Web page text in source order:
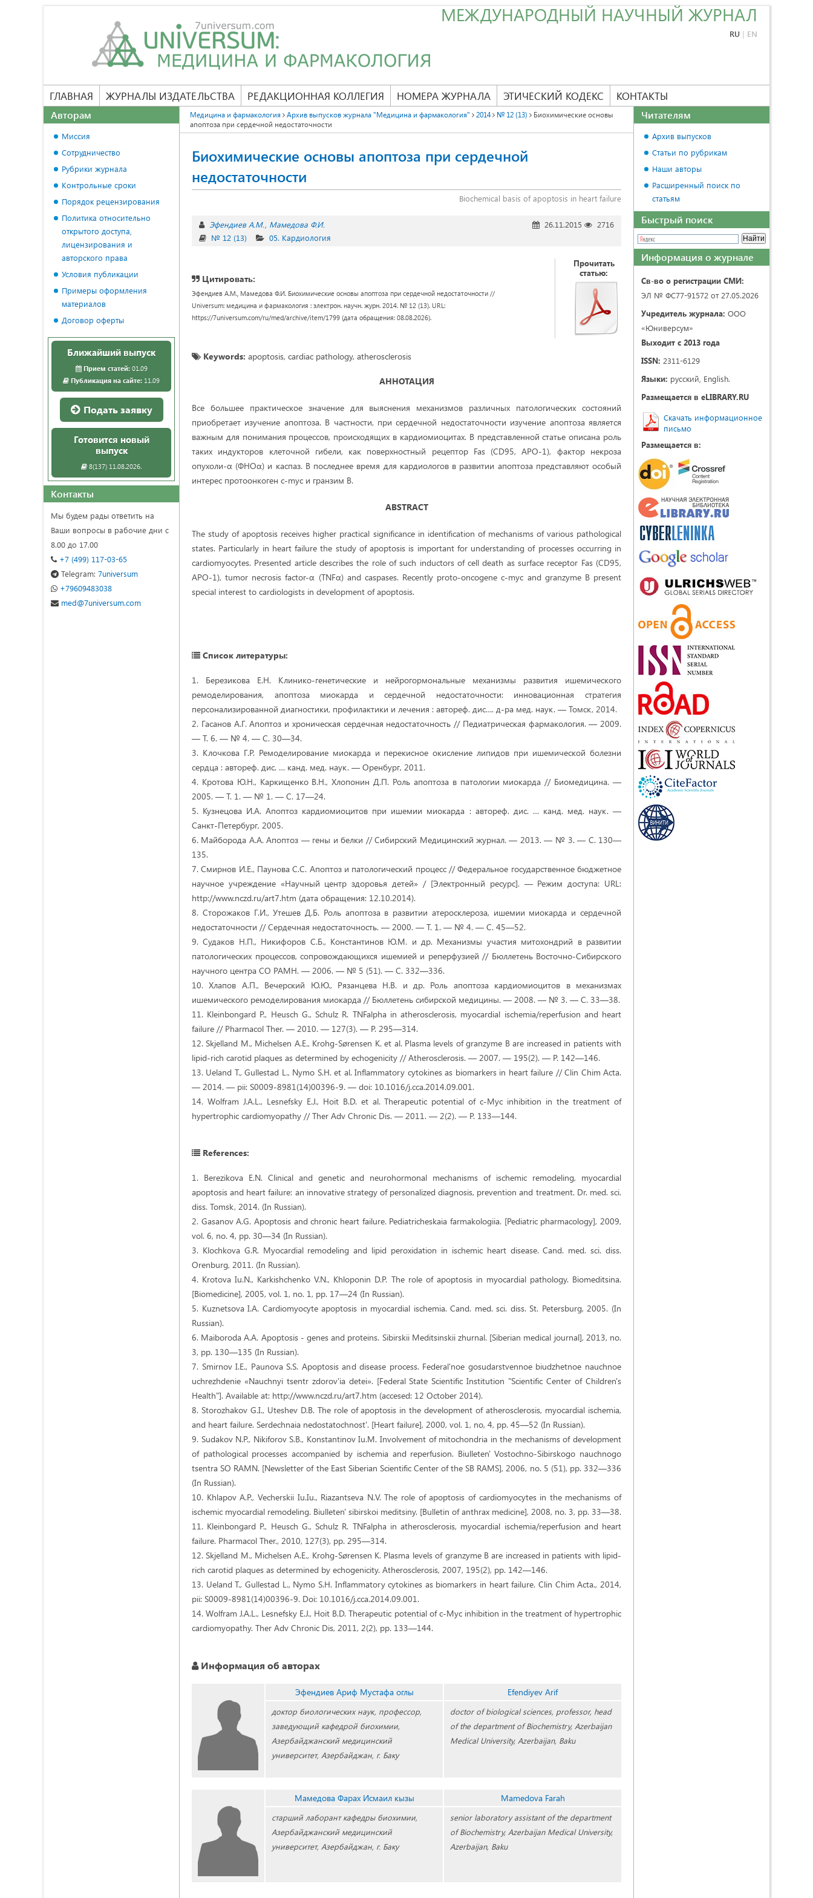
МЕЖДУНАРОДНЫЙ НАУЧНЫЙ ЖУРНАЛ
RU | EN
ГЛАВНАЯ ЖУРНАЛЫ ИЗДАТЕЛЬСТВА РЕДАКЦИОННАЯ КОЛЛЕГИЯ НОМЕРА ЖУРНАЛА ЭТИЧЕСКИЙ КОДЕКС КОНТАКТЫ
Медицина и фармакология Архив выпусков журнала "Медицина и фармакология" 2014 № 12 (13)
Биохимические основы
апоптоза при сердечной недостаточности
Биохимические основы апоптоза при сердечной
недостаточности
Biochemical basis of apoptosis in heart failure
Эфендиев А.М. Мамедова Ф.И. 26.11.2015
2716
№ 12 (13)
05. Кардиология
Цитировать:
Эфендиев А.М., Мамедова Ф.И. Биохимические основы апоптоза при сердечной недостаточности //
Universum: медицина и фармакология : электрон. научн. журн. 2014. № 12 (13). URL:
https://7universum.com/ru/med/archive/item/1799 (дата обращения: 08.08.2026).
Прочитать
статью:
Keywords: apoptosis, cardiac pathology, atherosclerosis
АННОТАЦИЯ
Все большее практическое значение для выяснения механизмов различных патологических состояний
приобретает изучение апоптоза. В частности, при сердечной недостаточности изучение апоптоза является
важным для понимания процессов, происходящих в кардиомиоцитах. В представленной статье описана роль
таких индукторов клеточной гибели, как поверхностный рецептор Fas (CD95, APO-1), фактор некроза
опухоли-α (ФНОα) и каспаз. В последнее время для кардиологов в развитии апоптоза представляют особый
интерес протоонкоген с-myc и гранзим В.
ABSTRACT
The study of apoptosis receives higher practical significance in identification of mechanisms of various pathological
states. Particularly in heart failure the study of apoptosis is important for understanding of processes occurring in
cardiomyocytes. Presented article describes the role of such inductors of cell death as surface receptor Fas (CD95,
APO-1), tumor necrosis factor-α (TNFα) and caspases. Recently proto-oncogene с-myc and granzyme B present
special interest to cardiologists in development of apoptosis.
Список литературы:
1. Березикова Е.Н. Клинико-генетические и нейрогормональные механизмы развития ишемического
ремоделирования, апоптоза миокарда и сердечной недостаточности: инновационная стратегия
персонализированной диагностики, профилактики и лечения : автореф. дис…. д-ра мед. наук. — Томск, 2014.
2. Гасанов А.Г. Апоптоз и хроническая сердечная недостаточность // Педиатрическая фармакология. — 2009.
— Т. 6. — № 4. — С. 30—34.
3. Клочкова Г.Р. Ремоделирование миокарда и перекисное окисление липидов при ишемической болезни
сердца : автореф. дис. … канд. мед. наук. — Оренбург, 2011.
4. Кротова Ю.Н., Каркищенко В.Н., Хлопонин Д.П. Роль апоптоза в патологии миокарда // Биомедицина. —
2005. — Т. 1. — № 1. — С. 17—24.
5. Кузнецова И.А. Апоптоз кардиомиоцитов при ишемии миокарда : автореф. дис. … канд. мед. наук. —
Санкт-Петербург, 2005.
6. Майборода А.А. Апоптоз — гены и белки // Сибирский Медицинский журнал. — 2013. — № 3. — С. 130—
135.
7. Смирнов И.Е., Паунова С.С. Апоптоз и патологический процесс // Федеральное государственное бюджетное
научное учреждение «Научный центр здоровья детей» / [Электронный ресурс]. — Режим доступа: URL:
http://www.nczd.ru/art7.htm (дата обращения: 12.10.2014).
8. Сторожаков Г.И., Утешев Д.Б. Роль апоптоза в развитии атеросклероза, ишемии миокарда и сердечной
недостаточности // Сердечная недостаточность. — 2000. — Т. 1. — № 4. — С. 45—52.
9. Судаков Н.П., Никифоров С.Б., Константинов Ю.М. и др. Механизмы участия митохондрий в развитии
патологических процессов, сопровождающихся ишемией и реперфузией // Бюллетень Восточно-Сибирского
научного центра СО РАМН. — 2006. — № 5 (51). — С. 332—336.
10. Хлапов А.П., Вечерский Ю.Ю., Рязанцева Н.В. и др. Роль апоптоза кардиомиоцитов в механизмах
ишемического ремоделирования миокарда // Бюллетень сибирской медицины. — 2008. — № 3. — С. 33—38.
11. Kleinbongard P., Heusch G., Schulz R. TNFalpha in atherosclerosis, myocardial ischemia/reperfusion and heart
failure // Pharmacol Ther. — 2010. — 127(3). — P. 295—314.
12. Skjelland M., Michelsen A.E., Krohg-Sørensen K. et al. Plasma levels of granzyme B are increased in patients with
lipid-rich carotid plaques as determined by echogenicity // Atherosclerosis. — 2007. — 195(2). — P. 142—146.
13. Ueland T., Gullestad L., Nymo S.H. et al. Inflammatory cytokines as biomarkers in heart failure // Clin Chim Acta.
— 2014. — pii: S0009-8981(14)00396-9. — doi: 10.1016/j.cca.2014.09.001.
14. Wolfram J.A.L., Lesnefsky E.J., Hoit B.D. et al. Therapeutic potential of c-Myc inhibition in the treatment of
hypertrophic cardiomyopathy // Ther Adv Chronic Dis. — 2011. — 2(2). — P. 133—144.
References:
1. Berezikova E.N. Clinical and genetic and neurohormonal mechanisms of ischemic remodeling, myocardial
apoptosis and heart failure: an innovative strategy of personalized diagnosis, prevention and treatment. Dr. med. sci.
diss. Tomsk, 2014. (In Russian).
2. Gasanov A.G. Apoptosis and chronic heart failure. Pediatricheskaia farmakologiia. [Pediatric pharmacology], 2009,
vol. 6, no. 4, pp. 30—34 (In Russian).
3. Klochkova G.R. Myocardial remodeling and lipid peroxidation in ischemic heart disease. Cand. med. sci. diss.
Orenburg, 2011. (In Russian).
4. Krotova Iu.N., Karkishchenko V.N., Khloponin D.P. The role of apoptosis in myocardial pathology. Biomeditsina.
[Biomedicine], 2005, vol. 1, no. 1, pp. 17—24 (In Russian).
5. Kuznetsova I.A. Cardiomyocyte apoptosis in myocardial ischemia. Cand. med. sci. diss. St. Petersburg, 2005. (In
Russian).
6. Maiboroda A.A. Apoptosis - genes and proteins. Sibirskii Meditsinskii zhurnal. [Siberian medical journal], 2013, no.
3, pp. 130—135 (In Russian).
7. Smirnov I.E., Paunova S.S. Apoptosis and disease process. Federal'noe gosudarstvennoe biudzhetnoe nauchnoe
uchrezhdenie «Nauchnyi tsentr zdorov'ia detei». [Federal State Scientific Institution "Scientific Center of Children's
Health"]. Available at: http://www.nczd.ru/art7.htm (accesed: 12 October 2014).
8. Storozhakov G.I., Uteshev D.B. The role of apoptosis in the development of atherosclerosis, myocardial ischemia,
and heart failure. Serdechnaia nedostatochnost'. [Heart failure], 2000, vol. 1, no, 4, pp. 45—52 (In Russian).
9. Sudakov N.P., Nikiforov S.B., Konstantinov Iu.M. Involvement of mitochondria in the mechanisms of development
of pathological processes accompanied by ischemia and reperfusion. Biulleten' Vostochno-Sibirskogo nauchnogo
tsentra SO RAMN. [Newsletter of the East Siberian Scientific Center of the SB RAMS], 2006, no. 5 (51), pp. 332—336
(In Russian).
10. Khlapov A.P., Vecherskii Iu.Iu., Riazantseva N.V. The role of apoptosis of cardiomyocytes in the mechanisms of
ischemic myocardial remodeling. Biulleten' sibirskoi meditsiny. [Bulletin of anthrax medicine], 2008, no. 3, pp. 33—38.
11. Kleinbongard P., Heusch G., Schulz R. TNFalpha in atherosclerosis, myocardial ischemia/reperfusion and heart
failure. Pharmacol Ther., 2010, 127(3), pp. 295—314.
12. Skjelland M., Michelsen A.E., Krohg-Sørensen K. Plasma levels of granzyme B are increased in patients with lipid-
rich carotid plaques as determined by echogenicity. Atherosclerosis, 2007, 195(2), pp. 142—146.
13. Ueland T., Gullestad L., Nymo S.H. Inflammatory cytokines as biomarkers in heart failure. Clin Chim Acta., 2014,
pii: S0009-8981(14)00396-9. Doi: 10.1016/j.cca.2014.09.001.
14. Wolfram J.A.L., Lesnefsky E.J., Hoit B.D. Therapeutic potential of c-Myc inhibition in the treatment of hypertrophic
cardiomyopathy. Ther Adv Chronic Dis, 2011, 2(2), pp. 133—144.
Информация об авторах
Эфендиев Ариф Мустафа оглы
доктор биологических наук, профессор,
заведующий кафедрой биохимии,
Азербайджанский медицинский
университет, Азербайджан, г. Баку
Efendiyev Arif
doctor of biological sciences, professor, head
of the department of Biochemistry, Azerbaijan
Medical University, Azerbaijan, Baku
Мамедова Фарах Исмаил кызы
старший лаборант кафедры биохимии,
Азербайджанский медицинский
университет, Азербайджан, г. Баку
Mamedova Farah
senior laboratory assistant of the department
of Biochemistry, Azerbaijan Medical University,
Azerbaijan, Baku
Авторам
Миссия
Сотрудничество
Рубрики журнала
Контрольные сроки
Порядок рецензирования
Политика относительно
открытого доступа,
лицензирования и
авторского права
Условия публикации
Примеры оформления
материалов
Договор оферты
Ближайший выпуск
Прием статей:01.09
Публикация на сайте: 11.09
Подать заявку
Готовится новый
выпуск
8(137) 11.08.2026.
Контакты
Мы будем рады ответить на
Ваши вопросы в рабочие дни с
8.00 до 17.00
+7 (499) 117-03-65
Telegram: 7universum
+79609483038
med@7universum.com
Читателям
Архив выпусков
Статьи по рубрикам
Наши авторы
Расширенный поиск по
статьям
Быстрый поиск
Информация о журнале
Св-во о регистрации СМИ:
ЭЛ № ФС77-91572 от 27.05.2026
Учредитель журнала: ООО
«Юниверсум»
Выходит с 2013 года
ISSN: 2311-6129
Языки: русский, English.
Размещается в eLIBRARY.RU
Скачать информационное
письмо
Размещается в: